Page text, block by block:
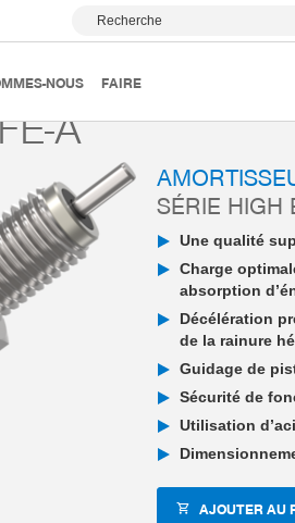
Recherche
NOUS FAIRE
industriel PowerStop High
A
SÉRIE HIGH
Une qualité
Charge
absorption
Décélération
de la rainure
Guidage de
Sécurité de
Utilisation
AJOUTER AU